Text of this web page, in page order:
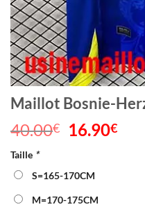
Maillot Bosnie-
40.00€
Le
était :
40.00€.
16.90€
Taille *
S=165-170CM
M=170-175CM